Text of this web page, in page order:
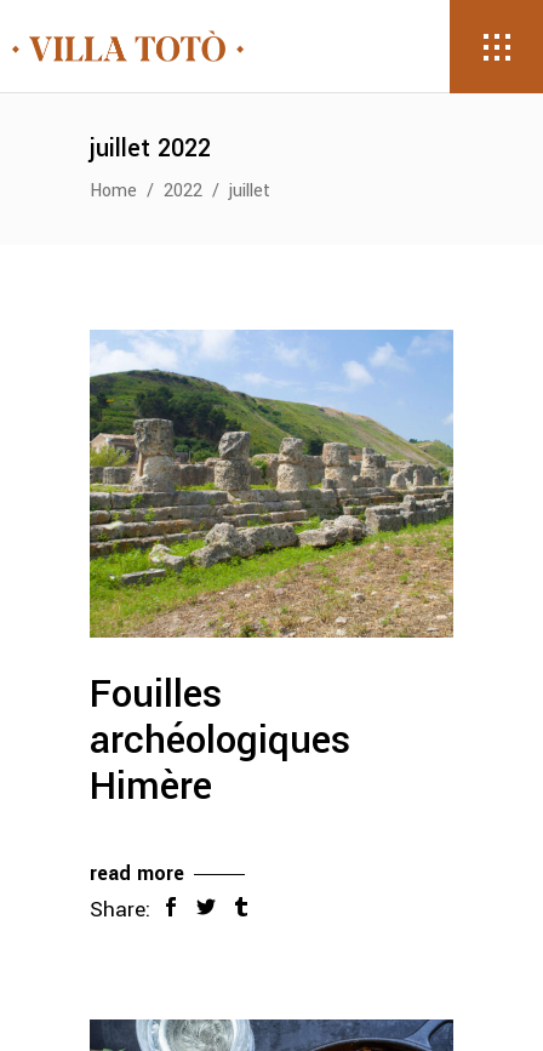
juillet 2022
Home / 2022 / juillet
Fouilles
archéologiques
Himère
read more
Share: